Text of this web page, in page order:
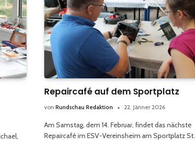
Repaircafé auf dem Sportplatz
von Rundschau Redaktion 22. Jänner 2026
Am Samstag, dem 14. Februar, findet das nächste
Repaircafé im ESV-Vereinsheim am Sportplatz St.